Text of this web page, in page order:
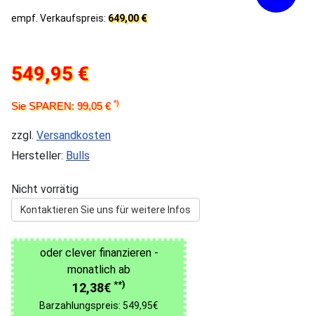
empf. Verkaufspreis: 649,00 €
549,95 €
Sie SPAREN: 99,05 €*)
zzgl. Versandkosten
Hersteller: Bulls
Nicht vorrätig
Kontaktieren Sie uns für weitere Infos
oder clever finanzieren -
monatlich ab
12,38€ **)
Barzahlungspreis: 549,95€